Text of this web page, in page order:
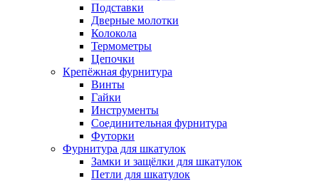
Подставки
Дверные молотки
Колокола
Термометры
Цепочки
Крепёжная фурнитура
Винты
Гайки
Инструменты
Соединительная фурнитура
Футорки
Фурнитура для шкатулок
Замки и защёлки для шкатулок
Петли для шкатулок